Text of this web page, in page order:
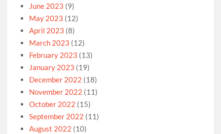
June 2023 (9)
May 2023 (12)
April 2023 (8)
March 2023 (12)
February 2023 (13)
January 2023 (19)
December 2022 (18)
November 2022 (11)
October 2022 (15)
September 2022 (11)
August 2022 (10)